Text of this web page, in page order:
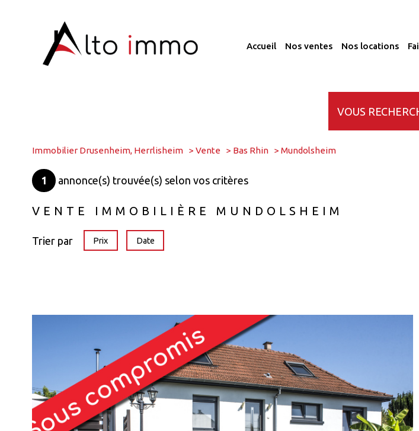
accueil nos ventes nos locations
Immobilier Drusenheim, Herrlisheim Vente Bas Rhin Mundolsheim
1 annonce(s) trouvée(s) selon vos critères
VENTE IMMOBILIÈRE MUNDOLSHEIM
Trier par Prix Date